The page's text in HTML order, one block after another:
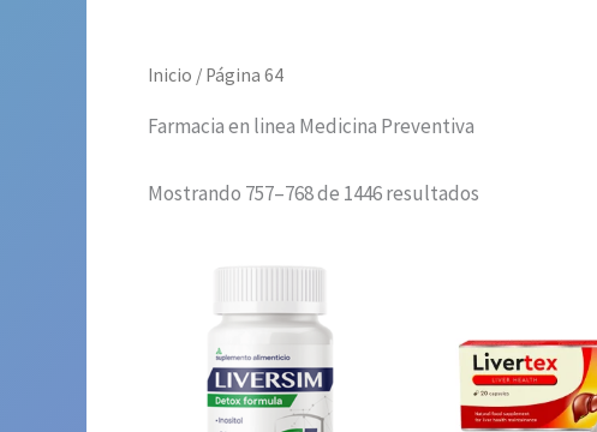
Inicio / Página 64
Farmacia en linea Medicina Preventiva
Mostrando 757–768 de 1446 resultados